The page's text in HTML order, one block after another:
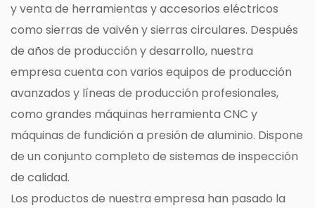
y venta de herramientas y accesorios eléctricos
como sierras de vaivén y sierras circulares. Después
de años de producción y desarrollo, nuestra
empresa cuenta con varios equipos de producción
avanzados y líneas de producción profesionales,
como grandes máquinas herramienta CNC y
máquinas de fundición a presión de aluminio. Dispone
de un conjunto completo de sistemas de inspección
de calidad.
Los productos de nuestra empresa han pasado la